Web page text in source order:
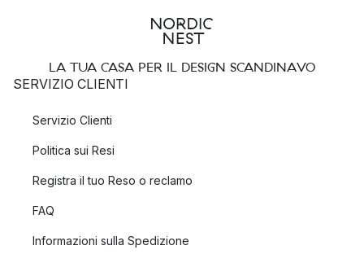
LA TUA CASA PER IL DESIGN SCANDINAVO
SERVIZIO CLIENTI
Servizio Clienti
Politica sui Resi
Registra il tuo Reso o reclamo
FAQ
Informazioni sulla Spedizione